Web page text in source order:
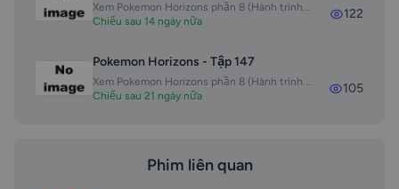
Xem Pokemon Horizons phần 8 (Hành trình...
Chiếu sau 14 ngày nữa
122
Pokemon Horizons - Tập 147
Xem Pokemon Horizons phần 8 (Hành trình...
Chiếu sau 21 ngày nữa
105
Phim liên quan